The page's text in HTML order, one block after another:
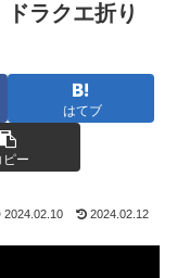
ラクエ折り
はてブ
ピー
2024.02.10 2024.02.12